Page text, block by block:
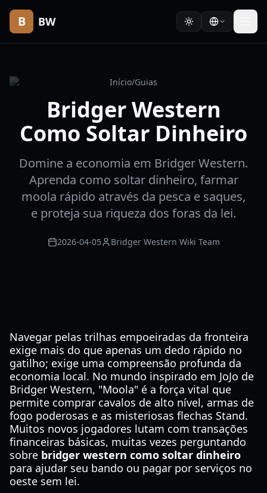
B BW
Início/Guias
Bridger Western
Como Soltar Dinheiro
Domine a economia em Bridger Western.
Aprenda como soltar dinheiro, farmar
moola rápido através da pesca e saques,
e proteja sua riqueza dos foras da lei.
2026-04-05 Bridger Western Wiki Team
Navegar pelas trilhas empoeiradas da fronteira
exige mais do que apenas um dedo rápido no
gatilho; exige uma compreensão profunda da
economia local. No mundo inspirado em JoJo de
Bridger Western, "Moola" é a força vital que
permite comprar cavalos de alto nível, armas de
fogo poderosas e as misteriosas flechas Stand.
Muitos novos jogadores lutam com transações
financeiras básicas, muitas vezes perguntando
sobre bridger western como soltar dinheiro
para ajudar seu bando ou pagar por serviços no
oeste sem lei.